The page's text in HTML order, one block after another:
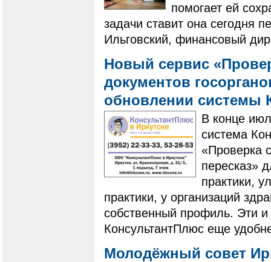
помогает ей
задачи ставит она сегодня
Ильговский, финансовый
Новый сервис
документов
обновлении системы
В конце
система
«Проверка
пересказ»
практики,
практики, у организаций
собственный профиль. Эти
КонсультантПлюс еще
Молодёжный совет